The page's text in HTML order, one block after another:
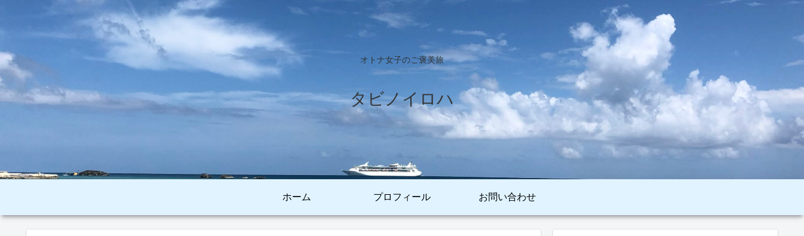
オトナ女子のご褒美旅
タビノイロハ
ホーム プロフィール お問い合わせ